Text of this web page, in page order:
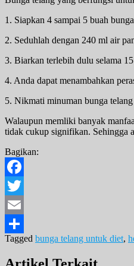
1. Siapkan 4 sampai 5 buah
2. Seduhlah dengan 240 ml air
3. Biarkan terlebih dulu selama
4. Anda dapat menambahkan
5. Nikmati minuman bunga telang
Walaupun memliki banyak
tidak cukup signifikan. Sehingga
Bagikan:
Facebook
Twitter
Email
Share
Tagged bunga telang untuk diet,